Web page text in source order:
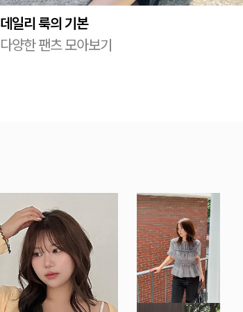
데일리 룩의 기본
다양한 팬츠 모아보기